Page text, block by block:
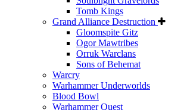
Tomb Kings
Grand Alliance Destruction
Gloomspite Gitz
Ogor Mawtribes
Orruk Warclans
Sons of Behemat
Warcry
Warhammer Underworlds
Blood Bowl
Warhammer Quest